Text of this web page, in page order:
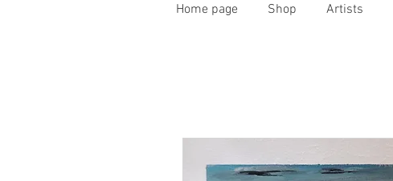
Home page Shop Artists